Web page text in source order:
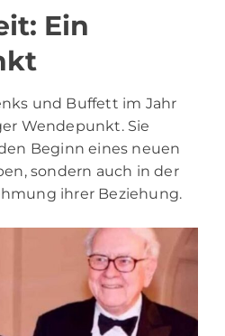
Ein
und Buffett im Jahr
Wendepunkt. Sie
Beginn eines neuen
sondern auch in der
ihrer Beziehung.